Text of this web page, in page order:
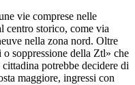
vie comprese nelle
centro storico, come via
nella zona nord. Oltre
soppressione della Ztl» che
potrebbe decidere di
maggiore, ingressi con